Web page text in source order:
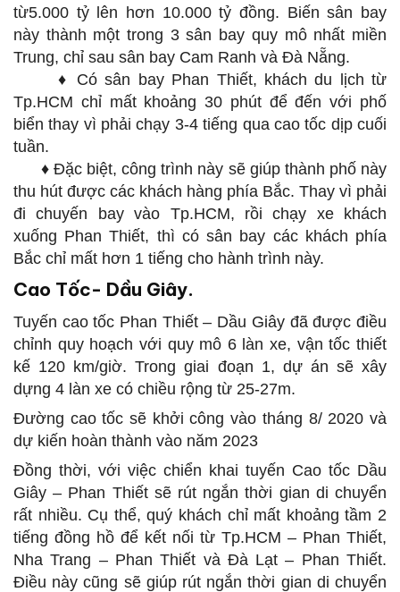
từ5.000 tỷ lên hơn 10.000 tỷ đồng. Biến sân bay
này thành một trong 3 sân bay quy mô nhất miền
Trung, chỉ sau sân bay Cam Ranh và Đà Nẵng.
♦ Có sân bay Phan Thiết, khách du lịch từ
Tp.HCM chỉ mất khoảng 30 phút để đến với phố
biển thay vì phải chạy 3-4 tiếng qua cao tốc dịp cuối
tuần.
♦ Đặc biệt, công trình này sẽ giúp thành phố này
thu hút được các khách hàng phía Bắc. Thay vì phải
đi chuyến bay vào Tp.HCM, rồi chạy xe khách
xuống Phan Thiết, thì có sân bay các khách phía
Bắc chỉ mất hơn 1 tiếng cho hành trình này.
Cao Tốc- Dầu Giây.
Tuyến cao tốc Phan Thiết – Dầu Giây đã được điều
chỉnh quy hoạch với quy mô 6 làn xe, vận tốc thiết
kế 120 km/giờ. Trong giai đoạn 1, dự án sẽ xây
dựng 4 làn xe có chiều rộng từ 25-27m.
Đường cao tốc sẽ khởi công vào tháng 8/ 2020 và
dự kiến hoàn thành vào năm 2023
Đồng thời, với việc chiển khai tuyến Cao tốc Dầu
Giây – Phan Thiết sẽ rút ngắn thời gian di chuyển
rất nhiều. Cụ thể, quý khách chỉ mất khoảng tầm 2
tiếng đồng hồ để kết nối từ Tp.HCM – Phan Thiết,
Nha Trang – Phan Thiết và Đà Lạt – Phan Thiết.
Điều này cũng sẽ giúp rút ngắn thời gian di chuyển